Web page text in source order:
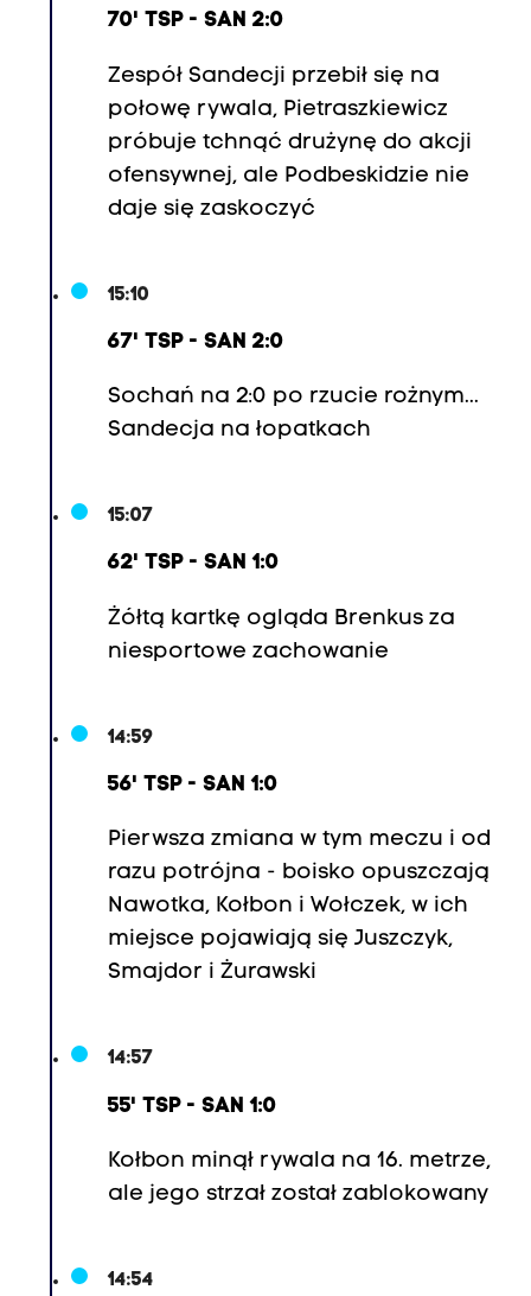
70' TSP - SAN 2:0
Zespół Sandecji przebił się na
połowę rywala, Pietraszkiewicz
próbuje tchnąć drużynę do akcji
ofensywnej, ale Podbeskidzie nie
daje się zaskoczyć
15:10
67' TSP - SAN 2:0
Sochań na 2:0 po rzucie rożnym...
Sandecja na łopatkach
15:07
62' TSP - SAN 1:0
Żółtą kartkę ogląda Brenkus za
niesportowe zachowanie
14:59
56' TSP - SAN 1:0
Pierwsza zmiana w tym meczu i od
razu potrójna - boisko opuszczają
Nawotka, Kołbon i Wołczek, w ich
miejsce pojawiają się Juszczyk,
Smajdor i Żurawski
14:57
55' TSP - SAN 1:0
Kołbon minął rywala na 16. metrze,
ale jego strzał został zablokowany
14:54